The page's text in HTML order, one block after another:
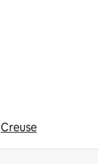
Creuse